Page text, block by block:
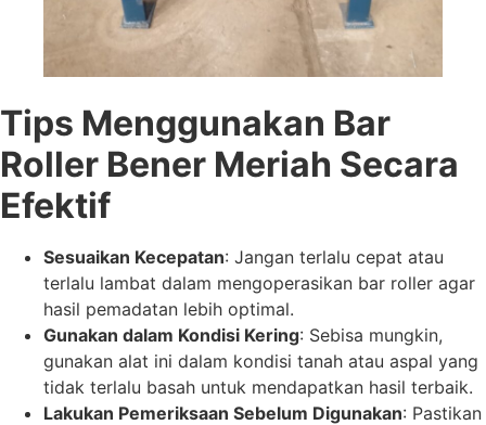
Tips Menggunakan Bar
Roller Bener Meriah Secara
Efektif
Sesuaikan Kecepatan: Jangan terlalu cepat atau
terlalu lambat dalam mengoperasikan bar roller agar
hasil pemadatan lebih optimal.
Gunakan dalam Kondisi Kering: Sebisa mungkin,
gunakan alat ini dalam kondisi tanah atau aspal yang
tidak terlalu basah untuk mendapatkan hasil terbaik.
Lakukan Pemeriksaan Sebelum Digunakan: Pastikan